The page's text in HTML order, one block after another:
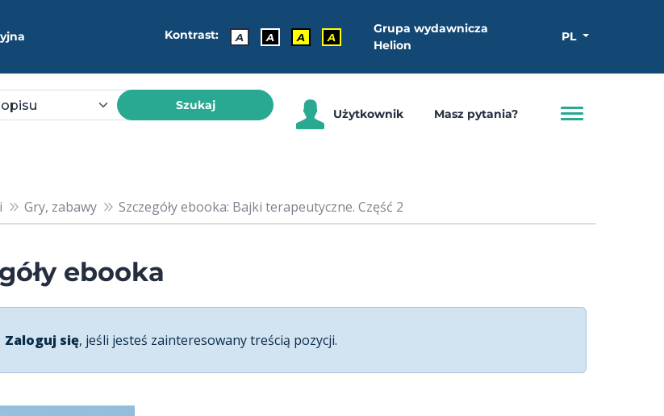
Kontrast: A A A A
Grupa wydawnicza
Helion
PL
Szukaj
Użytkownik Masz pytania?
Gry, zabawy Szczegóły ebooka: Bajki terapeutyczne. Część 2
ebooka
Zaloguj się, jeśli jesteś zainteresowany treścią pozycji.